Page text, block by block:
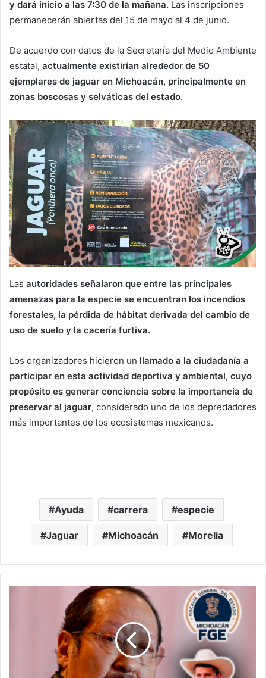
y dará inicio a las 7:30 de la mañana. Las inscripciones
permanecerán abiertas del 15 de mayo al 4 de junio.
De acuerdo con datos de la Secretaría del Medio Ambiente
estatal, actualmente existirían alrededor de 50
ejemplares de jaguar en Michoacán, principalmente en
zonas boscosas y selváticas del estado.
Las autoridades señalaron que entre las principales
amenazas para la especie se encuentran los incendios
forestales, la pérdida de hábitat derivada del cambio de
uso de suelo y la cacería furtiva.
Los organizadores hicieron un llamado a la ciudadanía a
participar en esta actividad deportiva y ambiental, cuyo
propósito es generar conciencia sobre la importancia de
preservar al jaguar, considerado uno de los depredadores
más importantes de los ecosistemas mexicanos.
Ayuda carrera especie
Jaguar Michoacán Morelia